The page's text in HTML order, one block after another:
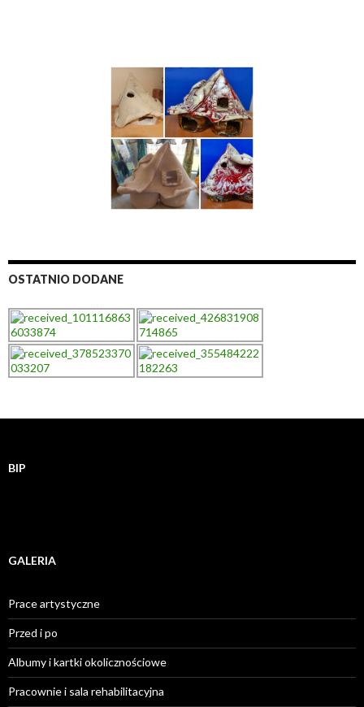
OSTATNIO DODANE
BIP
GALERIA
Prace artystyczne
Przed i po
Albumy i kartki okolicznościowe
Pracownie i sala rehabilitacyjna